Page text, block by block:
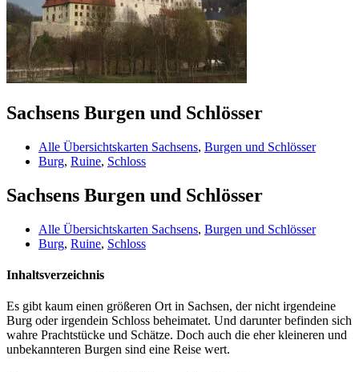
Sachsens Burgen und Schlösser
Alle Übersichtskarten Sachsens, Burgen und Schlösser
Burg, Ruine, Schloss
Sachsens Burgen und Schlösser
Alle Übersichtskarten Sachsens, Burgen und Schlösser
Burg, Ruine, Schloss
Inhaltsverzeichnis
Es gibt kaum einen größeren Ort in Sachsen, der nicht irgendeine
Burg oder irgendein Schloss beheimatet. Und darunter befinden sich
wahre Prachtstücke und Schätze. Doch auch die eher kleineren und
unbekannteren Burgen sind eine Reise wert.